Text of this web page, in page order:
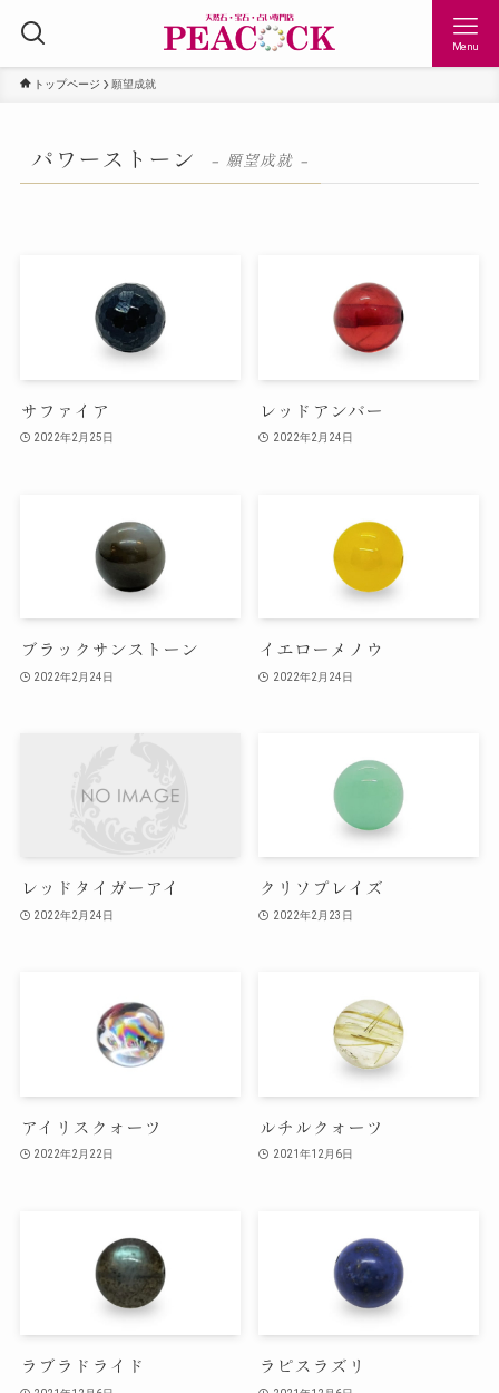
Menu
トップページ 願望成就
パワーストーン – 願望成就 –
サファイア
2022年2月25日
レッドアンバー
2022年2月24日
ブラックサンストーン
2022年2月24日
イエローメノウ
2022年2月24日
レッドタイガーアイ
2022年2月24日
クリソプレイズ
2022年2月23日
アイリスクォーツ
2022年2月22日
ルチルクォーツ
2021年12月6日
ラブラドライド ラピスラズリ